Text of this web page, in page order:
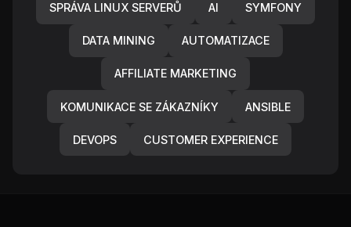
SPRÁVA LINUX SERVERŮ AI SYMFONY
DATA MINING AUTOMATIZACE
AFFILIATE MARKETING
KOMUNIKACE SE ZÁKAZNÍKY ANSIBLE
DEVOPS CUSTOMER EXPERIENCE